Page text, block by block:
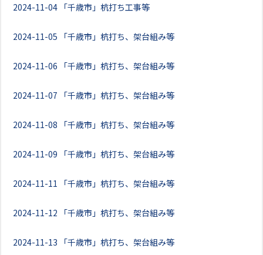
2024-11-04 「千歳市」杭打ち工事等
2024-11-05 「千歳市」杭打ち、架台組み等
2024-11-06 「千歳市」杭打ち、架台組み等
2024-11-07 「千歳市」杭打ち、架台組み等
2024-11-08 「千歳市」杭打ち、架台組み等
2024-11-09 「千歳市」杭打ち、架台組み等
2024-11-11 「千歳市」杭打ち、架台組み等
2024-11-12 「千歳市」杭打ち、架台組み等
2024-11-13 「千歳市」杭打ち、架台組み等